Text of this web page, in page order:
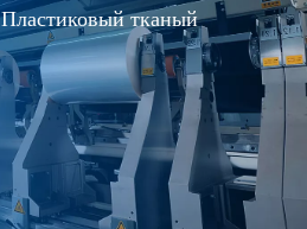
Пластиковый тканый